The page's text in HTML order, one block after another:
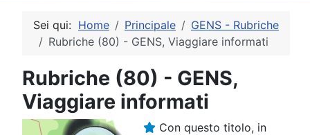
Sei qui: Home Principale
GENS - Rubriche
Rubriche (80) - GENS, Viaggiare informati
Rubriche (80) - GENS,
Viaggiare informati
Con questo titolo, in